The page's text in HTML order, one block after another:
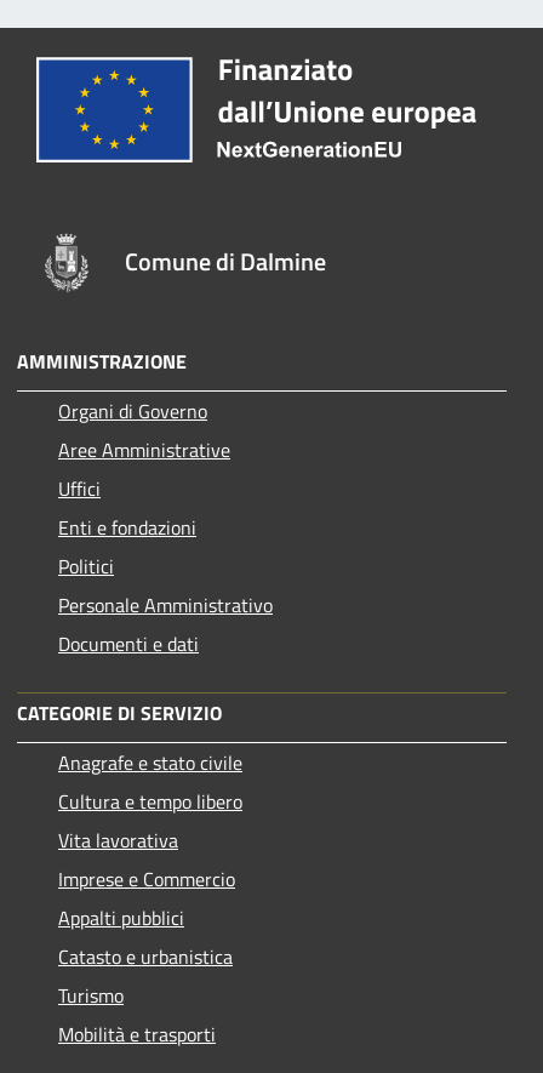
Comune di Dalmine
AMMINISTRAZIONE
Organi di Governo
Aree Amministrative
Uffici
Enti e fondazioni
Politici
Personale Amministrativo
Documenti e dati
CATEGORIE DI SERVIZIO
Anagrafe e stato civile
Cultura e tempo libero
Vita lavorativa
Imprese e Commercio
Appalti pubblici
Catasto e urbanistica
Turismo
Mobilità e trasporti